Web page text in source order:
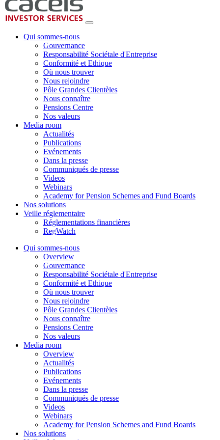
Qui sommes-nous
Gouvernance
Responsabilité Sociétale d'Entreprise
Conformité et Ethique
Où nous trouver
Nous rejoindre
Pôle Grandes Clientèles
Nous connaître
Pensions Centre
Nos valeurs
Media room
Actualités
Publications
Evénements
Dans la presse
Communiqués de presse
Videos
Webinars
Academy for Pension Schemes and Fund Boards
Nos solutions
Veille réglementaire
Réglementations financières
RegWatch
Qui sommes-nous
Overview
Gouvernance
Responsabilité Sociétale d'Entreprise
Conformité et Ethique
Où nous trouver
Nous rejoindre
Pôle Grandes Clientèles
Nous connaître
Pensions Centre
Nos valeurs
Media room
Overview
Actualités
Publications
Evénements
Dans la presse
Communiqués de presse
Videos
Webinars
Academy for Pension Schemes and Fund Boards
Nos solutions